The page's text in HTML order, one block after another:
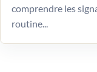
comprendre les
routine...